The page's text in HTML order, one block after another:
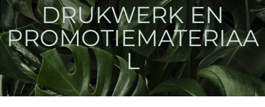
DRUKWERK EN
PROMOTIEMATERIAA
L